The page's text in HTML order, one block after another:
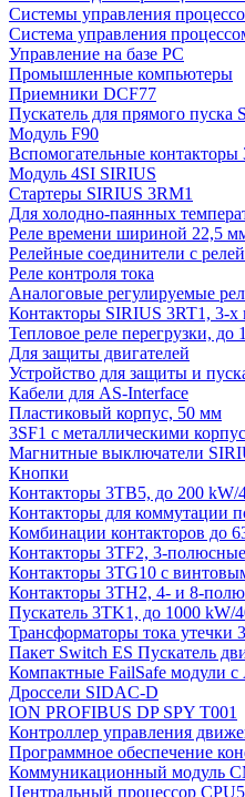
Системы управления
Система управления
Управление на базе РС
Промышленные компьютеры
Приемники DCF77
Пускатель для прямого пуска
Модуль F90
Вспомогательные контакторы
Модуль 4SI SIRIUS
Стартеры SIRIUS 3RM1
Для холодно-паянных
Реле времени шириной 22,5
Релейные соединители с
Реле контроля тока
Аналоговые регулируемые
Контакторы SIRIUS 3RT1, 3-
Тепловое реле перегрузки, до
Для защиты двигателей
Устройство для защиты и
Кабели для AS-Interface
Пластиковый корпус, 50 мм
3SF1 с металлическими
Магнитные выключатели
Кнопки
Контакторы 3TB5, до 200 kW/
Контакторы для коммутации
Комбинации контакторов до
Контакторы 3TF2, 3-
Контакторы 3TG10 c
Контакторы 3TH2, 4- и 8-
Пускатель 3TK1, до 1000 kW/
Трансформаторы тока утечки
Пакет Switch ES Пускатель
Компактные FailSafe модули
Дроссели SIDAC-D
ION PROFIBUS DP SPY T001
Контроллер управления
Программное обеспечение
Коммуникационный модуль
Центральный процессор